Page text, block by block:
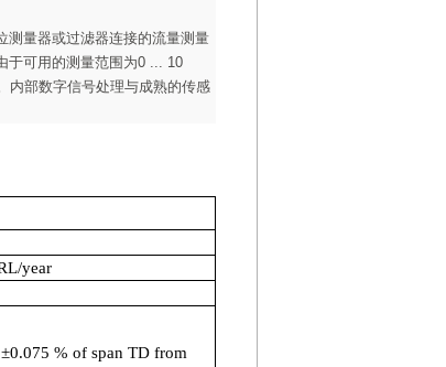
测量器或过滤器连接的流量测量
于可用的测量范围为0 ... 10
内部数字信号处理与成熟的传感
year
±0.075 % of span TD from